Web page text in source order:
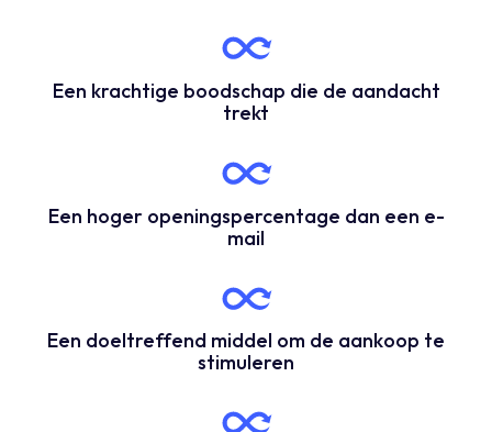
Een krachtige boodschap die de aandacht
trekt
Een hoger openingspercentage dan een e-
mail
Een doeltreffend middel om de aankoop te
stimuleren